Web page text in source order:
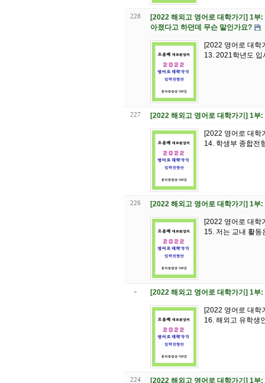
228
[2022 해외고 영어로 대학가기] 1부
아졌다고 하던데 무슨 말인가요?
[2022 영어로 대학
13. 2021학년도 입
227 [2022 해외고 영어로 대학가기] 1부
[2022 영어로 대학
226 [2022 해외고 영어로 대학가기] 1부
[2022 영어로 대학
» [2022 해외고 영어로 대학가기] 1부
[2022 영어로 대학
224 [2022 해외고 영어로 대학가기] 1부